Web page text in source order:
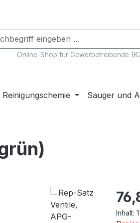
Online-Shop für Gewerbetreibende
Reinigungschemie Sauger und
Inhalt: